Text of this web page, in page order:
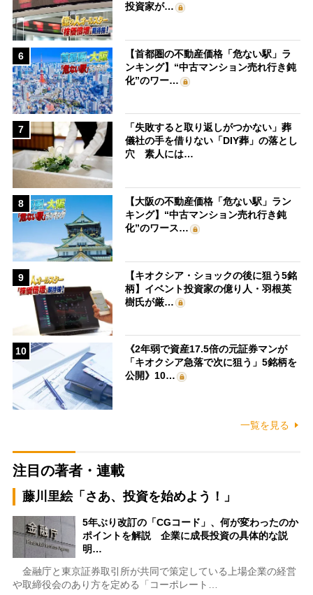
投資家が…
6
【首都圏の不動産価格「危ない駅」ラ
ンキング】“中古マンション売れ行き鈍
化”のワー…
7
「失敗すると取り返しがつかない」葬
儀社の手を借りない「DIY葬」の落とし
穴 素人には…
8
【大阪の不動産価格「危ない駅」ラン
キング】“中古マンション売れ行き鈍
化”のワース…
9
【キオクシア・ショックの後に狙う5銘
柄】イベント投資家の億り人・羽根英
樹氏が厳…
10
《2年弱で資産17.5倍の元証券マンが
「キオクシア急落で次に狙う」5銘柄を
公開》10…
一覧を見る
注目の著者・連載
藤川里絵「さあ、投資を始めよう！」
5年ぶり改訂の「CGコード」、何が変わったのか
ポイントを解説 企業に成長投資の具体的な説
明…
金融庁と東京証券取引所が共同で策定している上場企業の経営
や取締役会のあり方を定める「コーポレート…